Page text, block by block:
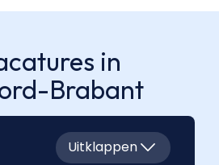
in
Brabant
Uitklappen